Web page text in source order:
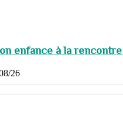
enfance à la
26